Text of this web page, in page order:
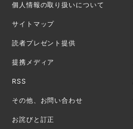
個人情報の取り扱いについて
サイトマップ
読者プレゼント提供
提携メディア
RSS
その他、お問い合わせ
お詫びと訂正